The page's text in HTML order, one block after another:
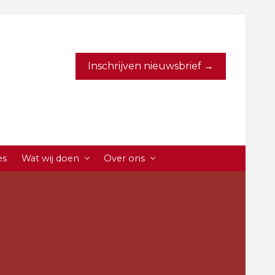
Inschrijven nieuwsbrief →
Wat wij doen Over ons